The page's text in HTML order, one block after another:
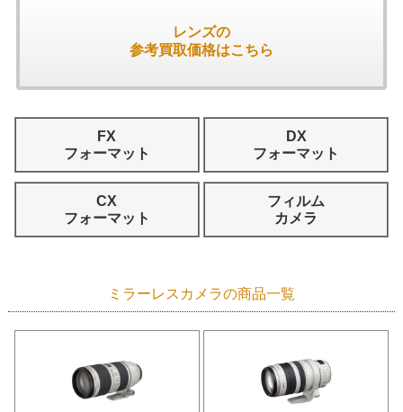
レンズの
参考買取価格はこちら
FX
フォーマット
DX
フォーマット
CX
フォーマット
フィルム
カメラ
ミラーレスカメラの商品一覧